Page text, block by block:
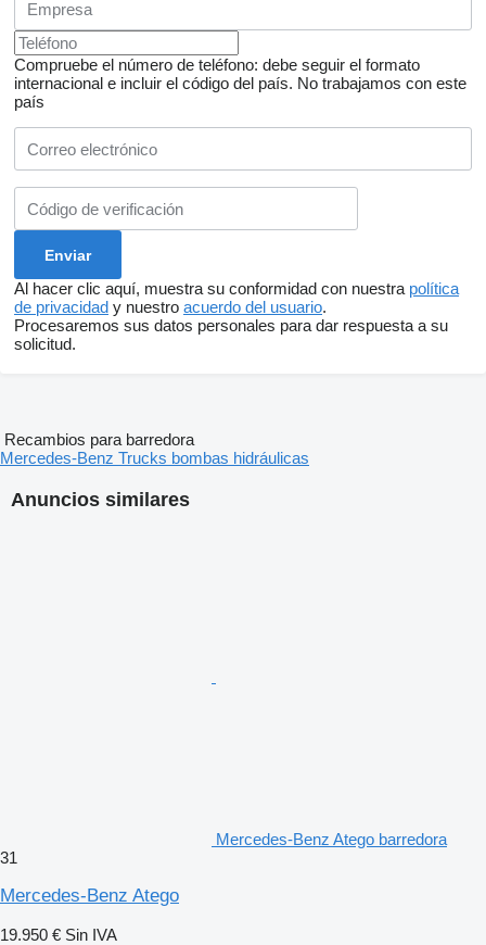
Compruebe el número de teléfono: debe seguir el formato
internacional e incluir el código del país. No trabajamos con este
país
Al hacer clic aquí, muestra su conformidad con nuestra política
de privacidad y nuestro acuerdo del usuario.
Procesaremos sus datos personales para dar respuesta a su
solicitud.
Anuncios similares
Mercedes-Benz Atego barredora
31
Mercedes-Benz Atego
19.950 € Sin IVA
Recambios para barredora
Mercedes-Benz Trucks bombas hidráulicas